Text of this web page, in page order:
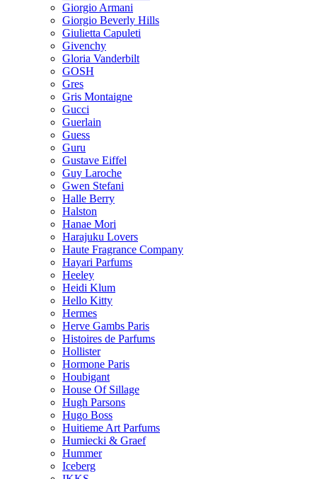
Giorgio Armani
Giorgio Beverly Hills
Giulietta Capuleti
Givenchy
Gloria Vanderbilt
GOSH
Gres
Gris Montaigne
Gucci
Guerlain
Guess
Guru
Gustave Eiffel
Guy Laroche
Gwen Stefani
Halle Berry
Halston
Hanae Mori
Harajuku Lovers
Haute Fragrance Company
Hayari Parfums
Heeley
Heidi Klum
Hello Kitty
Hermes
Herve Gambs Paris
Histoires de Parfums
Hollister
Hormone Paris
Houbigant
House Of Sillage
Hugh Parsons
Hugo Boss
Huitieme Art Parfums
Humiecki & Graef
Hummer
Iceberg